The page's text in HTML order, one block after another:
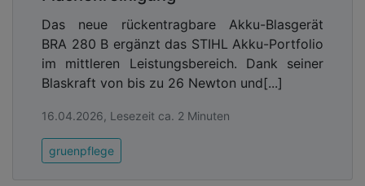
Das neue rückentragbare Akku-Blasgerät
BRA 280 B ergänzt das STIHL Akku-Portfolio
im mittleren Leistungsbereich. Dank seiner
Blaskraft von bis zu 26 Newton und[...]
16.04.2026, Lesezeit ca. 2 Minuten
gruenpflege